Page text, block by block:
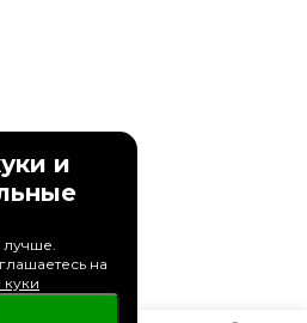
и
лучше.
на